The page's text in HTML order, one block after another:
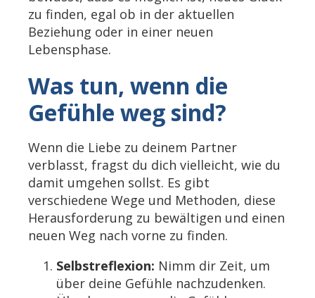
zu finden, egal ob in der aktuellen
Beziehung oder in einer neuen
Lebensphase.
Was tun, wenn die
Gefühle weg sind?
Wenn die Liebe zu deinem Partner
verblasst, fragst du dich vielleicht, wie du
damit umgehen sollst. Es gibt
verschiedene Wege und Methoden, diese
Herausforderung zu bewältigen und einen
neuen Weg nach vorne zu finden.
Selbstreflexion: Nimm dir Zeit, um
über deine Gefühle nachzudenken.